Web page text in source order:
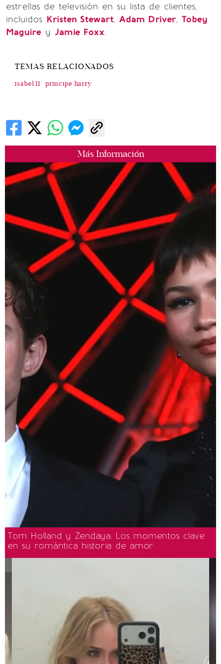
Más Información
Tom Holland y Zendaya: Los momentos clave
en su romántica historia de amor
estrellas de televisión en su lista de clientes,
incluidos Kristen Stewart, Adam Driver, Tobey
Maguire y Jamie Foxx.
TEMAS RELACIONADOS
isabel II principe harry